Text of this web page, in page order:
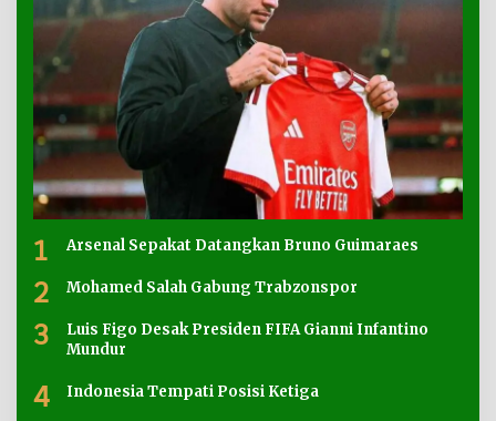
1 Arsenal Sepakat Datangkan Bruno Guimaraes
2 Mohamed Salah Gabung Trabzonspor
3
Luis Figo Desak Presiden FIFA Gianni Infantino
Mundur
4 Indonesia Tempati Posisi Ketiga